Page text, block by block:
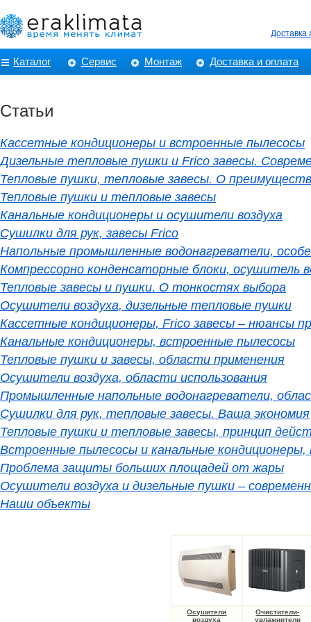
Доставка
Каталог Сервис Монтаж Доставка и оплата
Статьи
Кассетные кондиционеры и встроенные пылесосы
Дизельные тепловые пушки и Frico завесы.
Тепловые пушки, тепловые завесы. О
Тепловые пушки и тепловые завесы
Канальные кондиционеры и осушители воздуха
Сушилки для рук, завесы Frico
Напольные промышленные водонагреватели,
Компрессорно конденсаторные блоки, осушитель
Тепловые завесы и пушки. О тонкостях выбора
Осушители воздуха, дизельные тепловые пушки
Кассетные кондиционеры, Frico завесы – нюансы
Канальные кондиционеры, встроенные пылесосы
Тепловые пушки и завесы, области применения
Осушители воздуха, области использования
Промышленные напольные водонагреватели,
Сушилки для рук, тепловые завесы. Ваша экономия
Тепловые пушки и тепловые завесы, принцип
Встроенные пылесосы и канальные кондиционеры,
Проблема защиты больших площадей от жары
Осушители воздуха и дизельные пушки –
Наши объекты
Осушители
воздуха
Очистители-
увлажнители